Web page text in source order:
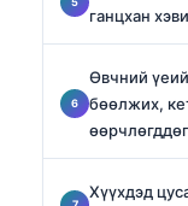
ганцхан
Өвчний
бөөлжих,
Хүүхдэд